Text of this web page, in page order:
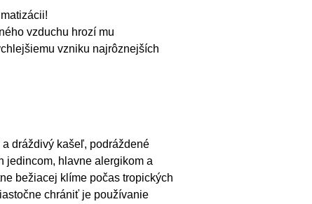
vzduchu hrozí mu
vzniku najrôznejších
dráždivý kašeľ, podráždené
jedincom, hlavne alergikom a
bežiacej klíme počas tropických
chrániť je používanie